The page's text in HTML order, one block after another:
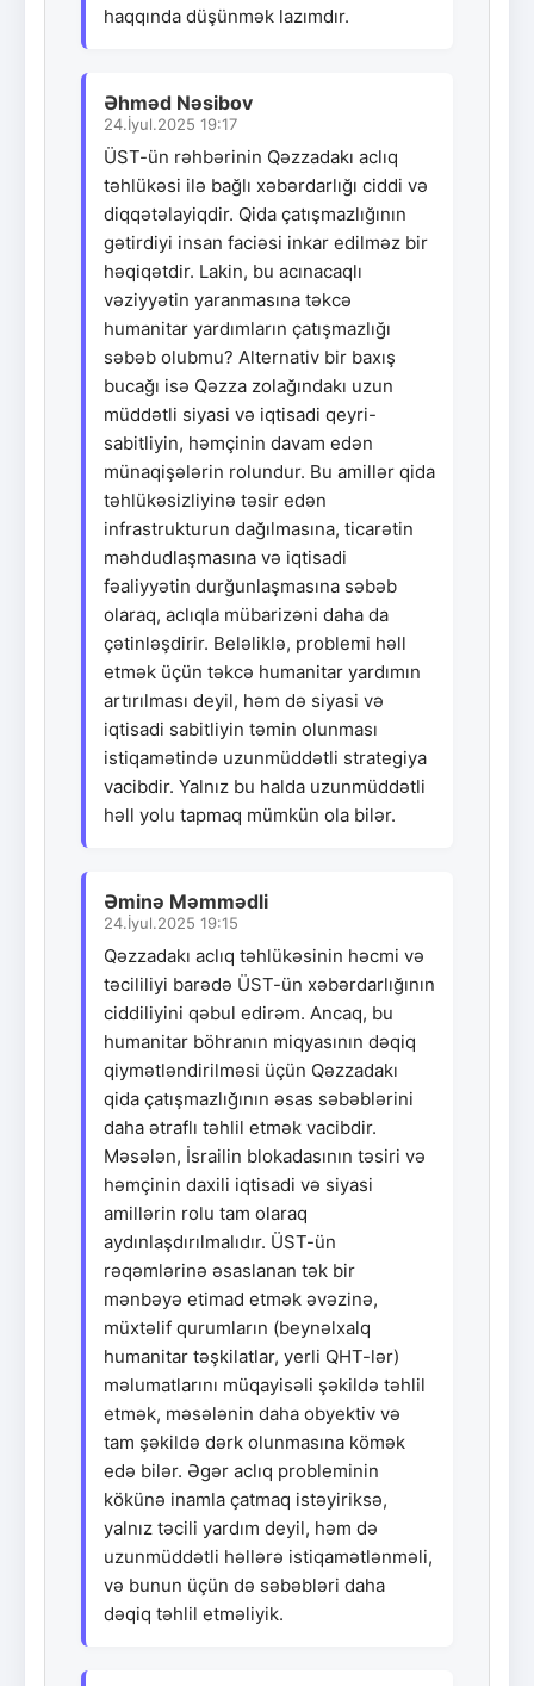
haqqında düşünmək lazımdır.
Əhməd Nəsibov
24.İyul.2025 19:17
ÜST-ün rəhbərinin Qəzzadakı aclıq
təhlükəsi ilə bağlı xəbərdarlığı ciddi və
diqqətəlayiqdir. Qida çatışmazlığının
gətirdiyi insan faciəsi inkar edilməz bir
həqiqətdir. Lakin, bu acınacaqlı
vəziyyətin yaranmasına təkcə
humanitar yardımların çatışmazlığı
səbəb olubmu? Alternativ bir baxış
bucağı isə Qəzza zolağındakı uzun
müddətli siyasi və iqtisadi qeyri-
sabitliyin, həmçinin davam edən
münaqişələrin rolundur. Bu amillər qida
təhlükəsizliyinə təsir edən
infrastrukturun dağılmasına, ticarətin
məhdudlaşmasına və iqtisadi
fəaliyyətin durğunlaşmasına səbəb
olaraq, aclıqla mübarizəni daha da
çətinləşdirir. Beləliklə, problemi həll
etmək üçün təkcə humanitar yardımın
artırılması deyil, həm də siyasi və
iqtisadi sabitliyin təmin olunması
istiqamətində uzunmüddətli strategiya
vacibdir. Yalnız bu halda uzunmüddətli
həll yolu tapmaq mümkün ola bilər.
Əminə Məmmədli
24.İyul.2025 19:15
Qəzzadakı aclıq təhlükəsinin həcmi və
təcililiyi barədə ÜST-ün xəbərdarlığının
ciddiliyini qəbul edirəm. Ancaq, bu
humanitar böhranın miqyasının dəqiq
qiymətləndirilməsi üçün Qəzzadakı
qida çatışmazlığının əsas səbəblərini
daha ətraflı təhlil etmək vacibdir.
Məsələn, İsrailin blokadasının təsiri və
həmçinin daxili iqtisadi və siyasi
amillərin rolu tam olaraq
aydınlaşdırılmalıdır. ÜST-ün
rəqəmlərinə əsaslanan tək bir
mənbəyə etimad etmək əvəzinə,
müxtəlif qurumların (beynəlxalq
humanitar təşkilatlar, yerli QHT-lər)
məlumatlarını müqayisəli şəkildə təhlil
etmək, məsələnin daha obyektiv və
tam şəkildə dərk olunmasına kömək
edə bilər. Əgər aclıq probleminin
kökünə inamla çatmaq istəyiriksə,
yalnız təcili yardım deyil, həm də
uzunmüddətli həllərə istiqamətlənməli,
və bunun üçün də səbəbləri daha
dəqiq təhlil etməliyik.